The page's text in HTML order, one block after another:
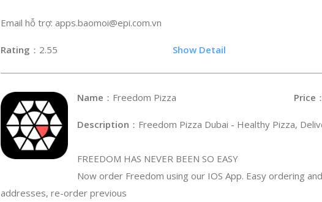
Email hỗ trợ: apps.baomoi@epi.com.vn
Rating ：2.55 Show Detail
Name ：Freedom Pizza Price
Description ：Freedom Pizza Dubai - Healthy Pizza,
FREEDOM HAS NEVER BEEN SO EASY
Now order Freedom using our IOS App. Easy ordering
addresses, re-order previous